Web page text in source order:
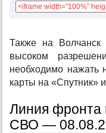
Также на Волчанск
высоком
необходимо нажать
карты на «Спутник»
Линия фронта
СВО —